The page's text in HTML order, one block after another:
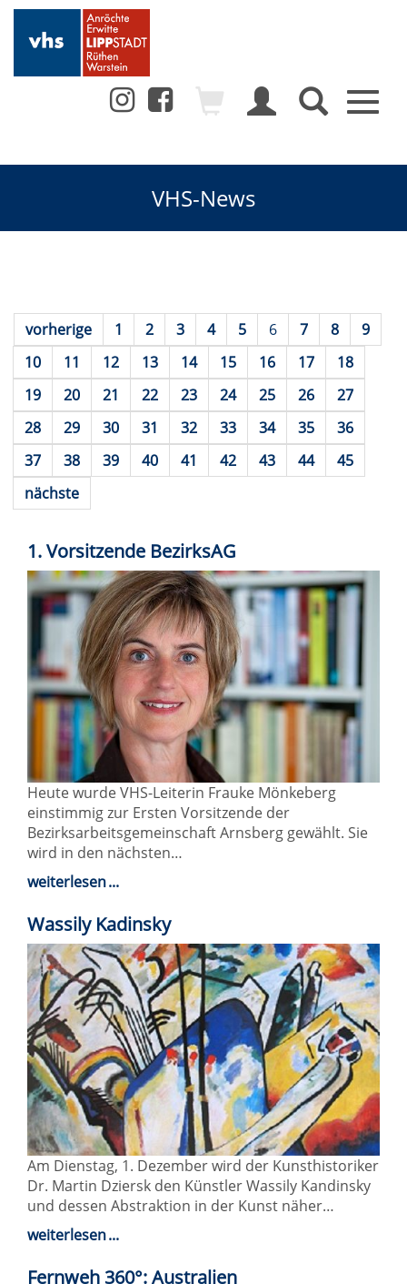
Toggle
VHS-News
vorherige 1 2 3 4 5 6 7 8
9
10
11 12 13 14 15 16 17
18
19
20 21 22 23 24 25 26
27
28
29 30 31 32 33 34 35
36
37
38 39 40 41 42 43 44
45
nächste
1. Vorsitzende BezirksAG
Heute wurde VHS-Leiterin Frauke Mönkeberg
einstimmig zur Ersten Vorsitzende der
Bezirksarbeitsgemeinschaft Arnsberg gewählt. Sie
wird in den nächsten…
weiterlesen
Wassily Kadinsky
Am Dienstag, 1. Dezember wird der Kunsthistoriker
Dr. Martin Dziersk den Künstler Wassily Kandinsky
und dessen Abstraktion in der Kunst näher…
weiterlesen
Fernweh 360°: Australien